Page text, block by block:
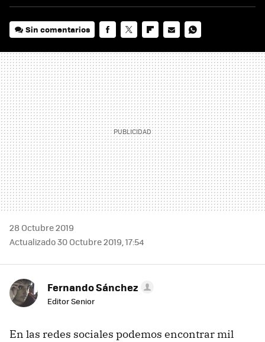
Sin comentarios
MAIL
28 Octubre 2019
Actualizado 30 Octubre 2019, 17:54
Fernando Sánchez
Editor Senior
En las redes sociales podemos encontrar mil